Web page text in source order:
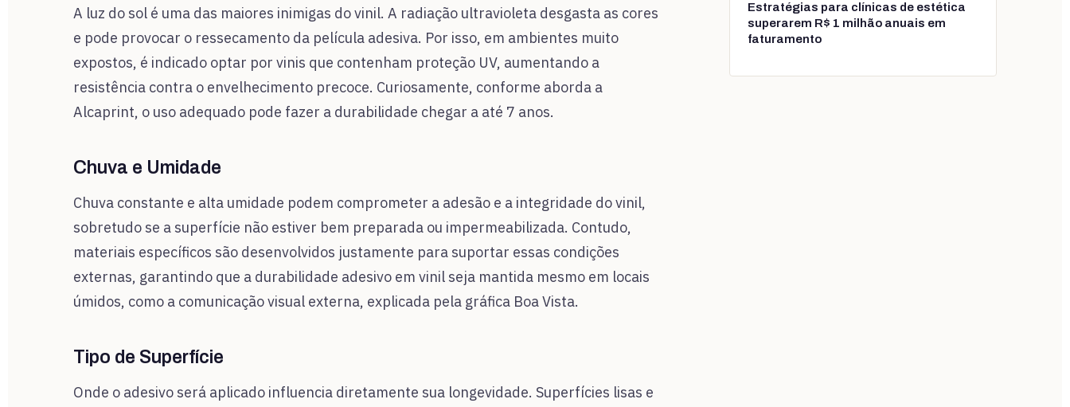
A luz do sol é uma das maiores inimigas do vinil. A radiação ultravioleta desgasta as cores
e pode provocar o ressecamento da película adesiva. Por isso, em ambientes muito
expostos, é indicado optar por vinis que contenham proteção UV, aumentando a
resistência contra o envelhecimento precoce. Curiosamente, conforme aborda a
Alcaprint, o uso adequado pode fazer a durabilidade chegar a até 7 anos.
Chuva e Umidade
Chuva constante e alta umidade podem comprometer a adesão e a integridade do vinil,
sobretudo se a superfície não estiver bem preparada ou impermeabilizada. Contudo,
materiais específicos são desenvolvidos justamente para suportar essas condições
externas, garantindo que a durabilidade adesivo em vinil seja mantida mesmo em locais
úmidos, como a comunicação visual externa, explicada pela gráfica Boa Vista.
Tipo de Superfície
Onde o adesivo será aplicado influencia diretamente sua longevidade. Superfícies lisas e
Estratégias para clínicas de estética
superarem R$ 1 milhão anuais em
faturamento